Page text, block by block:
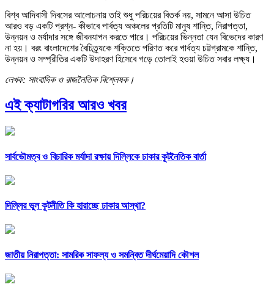
বিশ্ব আদিবাসী দিবসের আলোচনায় তাই শুধু পরিচয়ের বিতর্ক নয়, সামনে আসা উচিত
আরও বড় একটি প্রশ্ন- কীভাবে পার্বত্য অঞ্চলের প্রতিটি মানুষ শান্তি, নিরাপত্তা,
উন্নয়ন ও মর্যাদার সঙ্গে জীবনযাপন করতে পারে। পরিচয়ের ভিন্নতা যেন বিভেদের কারণ
না হয়। বরং বাংলাদেশের বৈচিত্র্যকে শক্তিতে পরিণত করে পার্বত্য চট্টগ্রামকে শান্তি,
উন্নয়ন ও সম্প্রীতির একটি উদাহরণ হিসেবে গড়ে তোলাই হওয়া উচিত সবার লক্ষ্য।
লেখক: সাংবাদিক ও রাজনৈতিক বিশ্লেষক।
এই ক্যাটাগরির আরও খবর
সার্বভৌমত্ব ও বিচারিক মর্যাদা রক্ষায় দিল্লিকে ঢাকার কূটনৈতিক বার্তা
দিল্লির ভুল কূটনীতি কি হারাচ্ছে ঢাকার আস্থা?
জাতীয় নিরাপত্তা: সামরিক সাফল্য ও সমন্বিত দীর্ঘমেয়াদি কৌশল